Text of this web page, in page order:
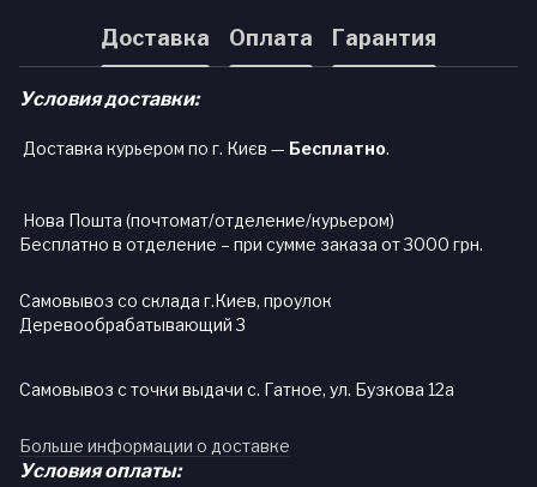
Доставка Оплата Гарантия
Условия доставки:
Доставка курьером по г. Києв — Бесплатно.
Нова Пошта (почтомат/отделение/курьером)
Бесплатно в отделение – при сумме заказа от 3000 грн.
Самовывоз со склада г.Киев, проулок
Деревообрабатывающий 3
Самовывоз с точки выдачи с. Гатное, ул. Бузкова 12а
Больше информации о доставке
Условия оплаты: